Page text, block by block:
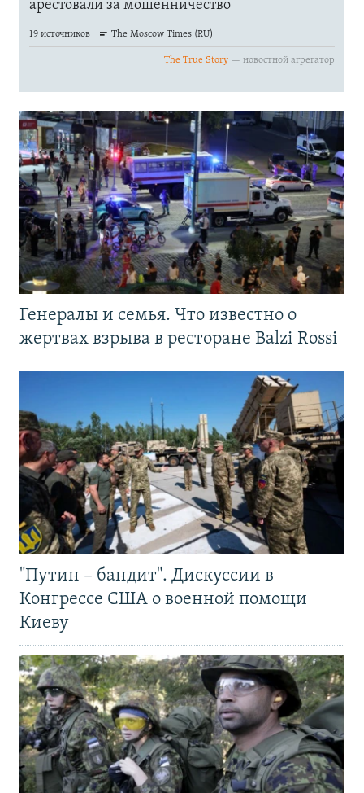
Генералы и семья. Что известно о
жертвах взрыва в ресторане Balzi Rossi
"Путин – бандит". Дискуссии в
Конгрессе США о военной помощи
Киеву